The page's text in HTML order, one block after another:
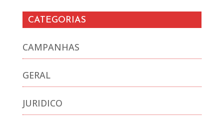
CATEGORIAS
CAMPANHAS
GERAL
JURIDICO